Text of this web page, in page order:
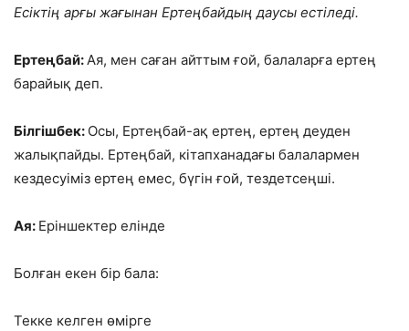
Есіктің арғы жағынан Ертеңбайдың даусы естіледі.
Ертеңбай:Ая, мен саған айттым ғой, балаларға ертең
барайық деп.
Білгішбек: Осы, Ертеңбай-ақ ертең, ертең деуден
жалықпайды. Ертеңбай, кітапханадағы балалармен
кездесуіміз ертең емес, бүгін ғой, тездетсеңші.
Ая: Еріншектер елінде
Болған екен бір бала:
Текке келген өмірге